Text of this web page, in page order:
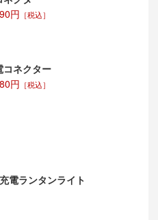
円 ［税込］
コネクター
円 ［税込］
電ランタンライト